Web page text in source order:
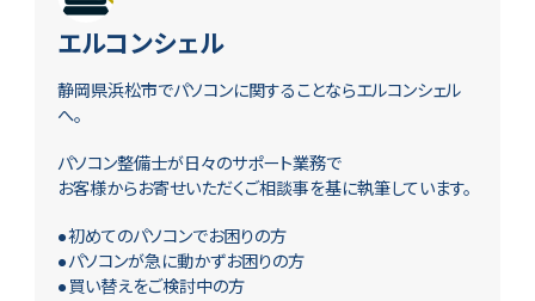
エルコンシェル
静岡県浜松市でパソコンに関することならエルコンシェル
へ。
パソコン整備士が日々のサポート業務で
お客様からお寄せいただくご相談事を基に執筆しています。
●初めてのパソコンでお困りの方
●パソコンが急に動かずお困りの方
●買い替えをご検討中の方